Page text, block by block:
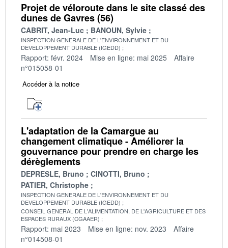
Projet de véloroute dans le site classé des
dunes de Gavres (56)
CABRIT, Jean-Luc BANOUN, Sylvie
INSPECTION GENERALE DE L'ENVIRONNEMENT ET DU
DEVELOPPEMENT DURABLE (IGEDD)
Rapport: févr. 2024 Mise en ligne: mai 2025
Affaire
n°015058-01
Accéder à la notice
L'adaptation de la Camargue au
changement climatique - Améliorer la
gouvernance pour prendre en charge les
dérèglements
DEPRESLE, Bruno
CINOTTI, Bruno
PATIER, Christophe
INSPECTION GENERALE DE L'ENVIRONNEMENT ET DU
DEVELOPPEMENT DURABLE (IGEDD)
CONSEIL GENERAL DE L'ALIMENTATION, DE L'AGRICULTURE ET DES
ESPACES RURAUX (CGAAER)
Rapport: mai 2023 Mise en ligne: nov. 2023
Affaire
n°014508-01